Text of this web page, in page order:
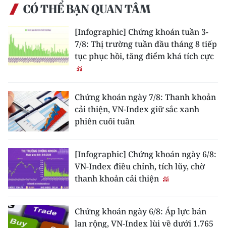
ENGLISH
中文
FRANÇAIS
ESPAÑOL
한국어
CÓ THỂ BẠN QUAN TÂM
[Infographic] Chứng khoán tuần 3-
7/8: Thị trường tuần đầu tháng 8 tiếp
tục phục hồi, tăng điểm khá tích cực
Chứng khoán ngày 7/8: Thanh khoản
cải thiện, VN-Index giữ sắc xanh
phiên cuối tuần
[Infographic] Chứng khoán ngày 6/8:
VN-Index điều chỉnh, tích lũy, chờ
thanh khoản cải thiện
Chứng khoán ngày 6/8: Áp lực bán
lan rộng, VN-Index lùi về dưới 1.765